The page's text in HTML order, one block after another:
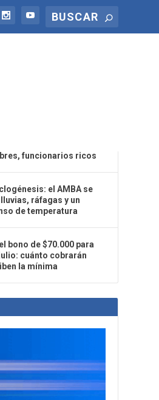
funcionarios ricos
el AMBA se
ráfagas y un
de temperatura
bono de $70.000 para
cuánto cobrarán
la mínima